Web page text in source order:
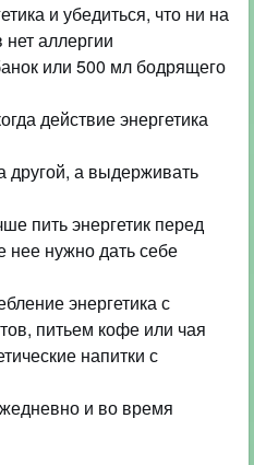
и убедиться, что ни на
аллергии
или 500 мл бодрящего
действие энергетика
другой, а выдерживать
пить энергетик перед
нее нужно дать себе
энергетика с
питьем кофе или чая
напитки с
и во время